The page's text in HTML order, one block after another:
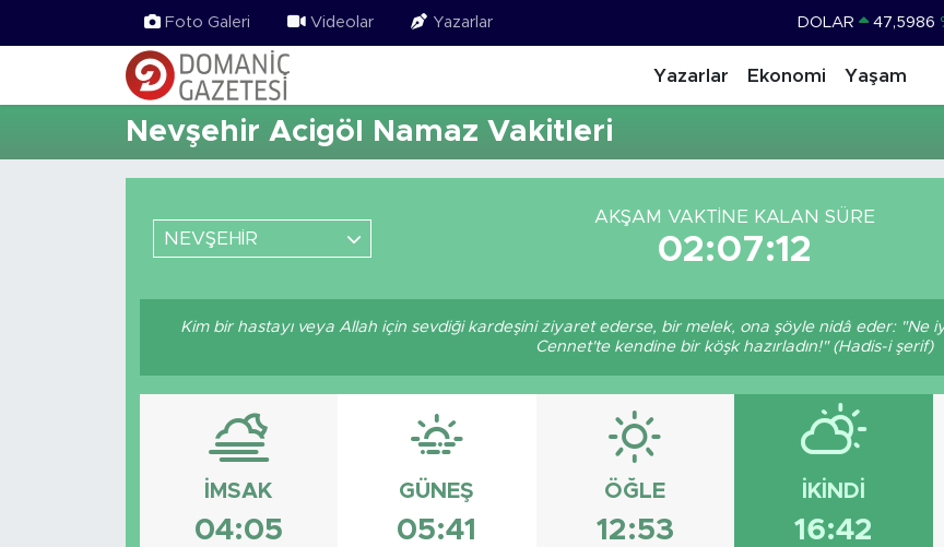
Foto Galeri Videolar Yazarlar DOLAR 47,5986
STERLİN 64,2438
BİST100
BITCOIN 64.602,05
Yazarlar Ekonomi Yaşam
Nevşehir Acigöl Namaz Vakitleri
NEVŞEHİR
AKŞAM VAKTINE KALAN SÜRE
02:07:12
Kim bir hastayı veya Allah için sevdiği kardeşini ziyaret ederse, bir melek, ona şöyle nidâ eder: "Ne
Cennet'te kendine bir köşk hazırladın!" (Hadis-i şerif)
İMSAK
04:05
GÜNEŞ
05:41
ÖĞLE
12:53
İKINDI
16:42